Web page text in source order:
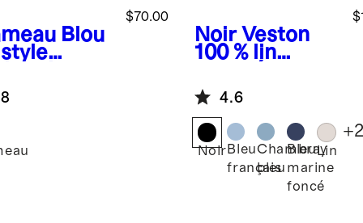
Blou
$70.00
Noir Veston
100 % lin
4.6
Noir Bleu
français
Chambray
bleu
Bleu
marine
foncé
Lin
+